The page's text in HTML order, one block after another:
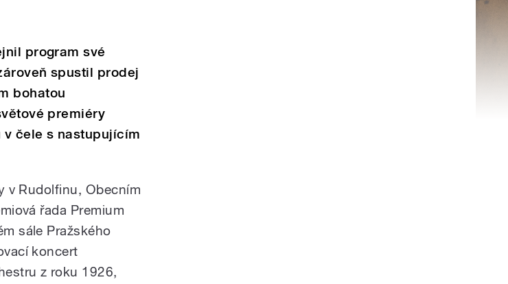
program své
spustil prodej
bohatou
premiéry
čele s nastupujícím
v Rudolfinu, Obecním
řada Premium
sále Pražského
koncert
z roku 1926,